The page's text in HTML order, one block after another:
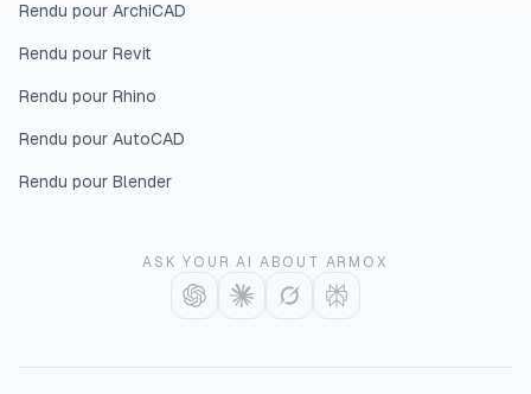
Rendu pour ArchiCAD
Rendu pour Revit
Rendu pour Rhino
Rendu pour AutoCAD
Rendu pour Blender
ASK YOUR AI ABOUT ARMOX